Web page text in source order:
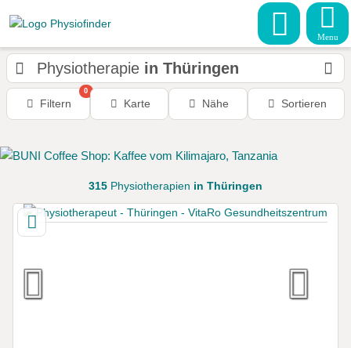
Menu
Physiotherapie in Thüringen
Filtern
0
Karte Nähe Sortieren
315 Physiotherapien in Thüringen